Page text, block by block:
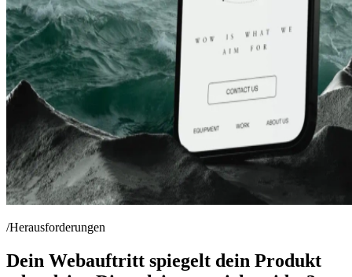
/Herausforderungen
Dein Webauftritt spiegelt dein Produkt